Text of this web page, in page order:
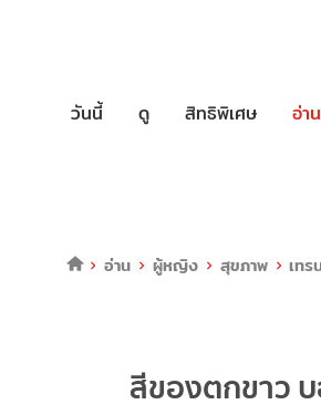
วันนี้ ดู สิทธิพิเศษ อ่าน
อ่าน ผู้หญิง สุขภาพ เท
สีของตกขาว บ